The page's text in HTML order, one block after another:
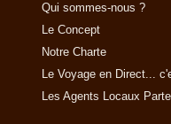
Qui sommes-nous ?
Le Concept
Notre Charte
Le Voyage en Direct...
Les Agents Locaux